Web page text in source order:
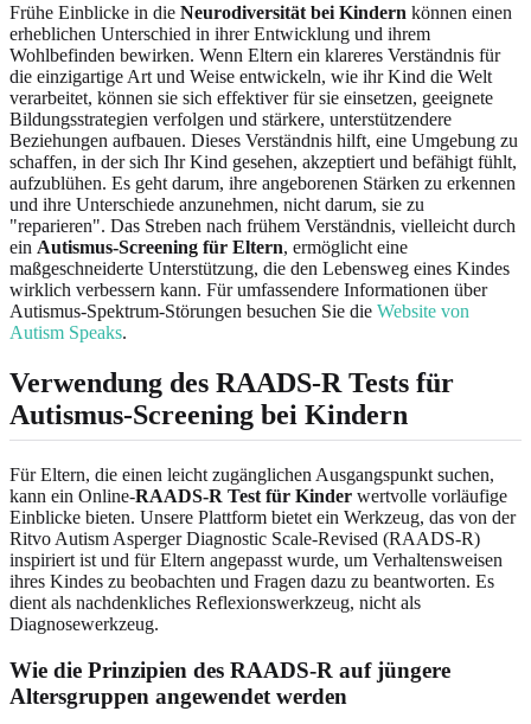
Frühe Einblicke in die Neurodiversität bei Kindern können einen
erheblichen Unterschied in ihrer Entwicklung und ihrem
Wohlbefinden bewirken. Wenn Eltern ein klareres Verständnis für
die einzigartige Art und Weise entwickeln, wie ihr Kind die Welt
verarbeitet, können sie sich effektiver für sie einsetzen, geeignete
Bildungsstrategien verfolgen und stärkere, unterstützendere
Beziehungen aufbauen. Dieses Verständnis hilft, eine Umgebung zu
schaffen, in der sich Ihr Kind gesehen, akzeptiert und befähigt fühlt,
aufzublühen. Es geht darum, ihre angeborenen Stärken zu erkennen
und ihre Unterschiede anzunehmen, nicht darum, sie zu
"reparieren". Das Streben nach frühem Verständnis, vielleicht durch
ein Autismus-Screening für Eltern, ermöglicht eine
maßgeschneiderte Unterstützung, die den Lebensweg eines Kindes
wirklich verbessern kann. Für umfassendere Informationen über
Autismus-Spektrum-Störungen besuchen Sie die Website von
Autism Speaks.
Verwendung des RAADS-R Tests für
Autismus-Screening bei Kindern
Für Eltern, die einen leicht zugänglichen Ausgangspunkt suchen,
kann ein Online-RAADS-R Test für Kinder wertvolle vorläufige
Einblicke bieten. Unsere Plattform bietet ein Werkzeug, das von der
Ritvo Autism Asperger Diagnostic Scale-Revised (RAADS-R)
inspiriert ist und für Eltern angepasst wurde, um Verhaltensweisen
ihres Kindes zu beobachten und Fragen dazu zu beantworten. Es
dient als nachdenkliches Reflexionswerkzeug, nicht als
Diagnosewerkzeug.
Wie die Prinzipien des RAADS-R auf jüngere
Altersgruppen angewendet werden